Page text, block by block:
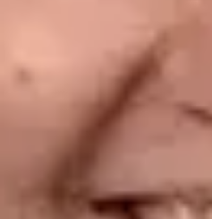
CGCOM | 464628929
Reservar cita Ver perfil